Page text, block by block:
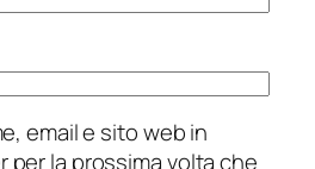
email e sito web in
la prossima volta che